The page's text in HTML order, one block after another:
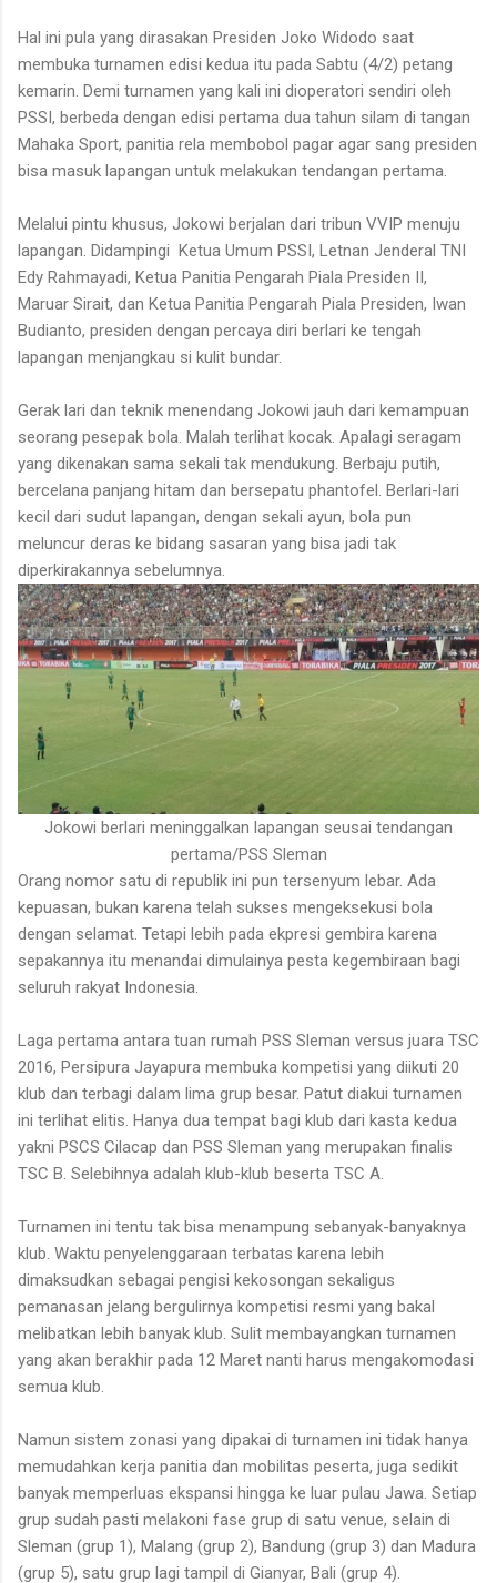
Hal ini pula yang dirasakan Presiden Joko Widodo saat
membuka turnamen edisi kedua itu pada Sabtu (4/2) petang
kemarin. Demi turnamen yang kali ini dioperatori sendiri oleh
PSSI, berbeda dengan edisi pertama dua tahun silam di tangan
Mahaka Sport, panitia rela membobol pagar agar sang presiden
bisa masuk lapangan untuk melakukan tendangan pertama.
Melalui pintu khusus, Jokowi berjalan dari tribun VVIP menuju
lapangan. Didampingi Ketua Umum PSSI, Letnan Jenderal TNI
Edy Rahmayadi, Ketua Panitia Pengarah Piala Presiden II,
Maruar Sirait, dan Ketua Panitia Pengarah Piala Presiden, Iwan
Budianto, presiden dengan percaya diri berlari ke tengah
lapangan menjangkau si kulit bundar.
Gerak lari dan teknik menendang Jokowi jauh dari kemampuan
seorang pesepak bola. Malah terlihat kocak. Apalagi seragam
yang dikenakan sama sekali tak mendukung. Berbaju putih,
bercelana panjang hitam dan bersepatu phantofel. Berlari-lari
kecil dari sudut lapangan, dengan sekali ayun, bola pun
meluncur deras ke bidang sasaran yang bisa jadi tak
diperkirakannya sebelumnya.
Jokowi berlari meninggalkan lapangan seusai tendangan
pertama/PSS Sleman
Orang nomor satu di republik ini pun tersenyum lebar. Ada
kepuasan, bukan karena telah sukses mengeksekusi bola
dengan selamat. Tetapi lebih pada ekpresi gembira karena
sepakannya itu menandai dimulainya pesta kegembiraan bagi
seluruh rakyat Indonesia.
Laga pertama antara tuan rumah PSS Sleman versus juara TSC
2016, Persipura Jayapura membuka kompetisi yang diikuti 20
klub dan terbagi dalam lima grup besar. Patut diakui turnamen
ini terlihat elitis. Hanya dua tempat bagi klub dari kasta kedua
yakni PSCS Cilacap dan PSS Sleman yang merupakan finalis
TSC B. Selebihnya adalah klub-klub beserta TSC A.
Turnamen ini tentu tak bisa menampung sebanyak-banyaknya
klub. Waktu penyelenggaraan terbatas karena lebih
dimaksudkan sebagai pengisi kekosongan sekaligus
pemanasan jelang bergulirnya kompetisi resmi yang bakal
melibatkan lebih banyak klub. Sulit membayangkan turnamen
yang akan berakhir pada 12 Maret nanti harus mengakomodasi
semua klub.
Namun sistem zonasi yang dipakai di turnamen ini tidak hanya
memudahkan kerja panitia dan mobilitas peserta, juga sedikit
banyak memperluas ekspansi hingga ke luar pulau Jawa. Setiap
grup sudah pasti melakoni fase grup di satu venue, selain di
Sleman (grup 1), Malang (grup 2), Bandung (grup 3) dan Madura
(grup 5), satu grup lagi tampil di Gianyar, Bali (grup 4).